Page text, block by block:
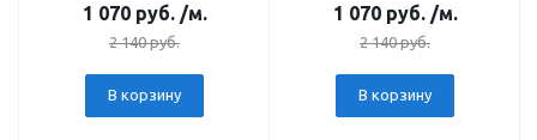
1 070руб. /м.
2 140руб.
В корзину
1 070руб. /м.
2 140руб.
В корзину